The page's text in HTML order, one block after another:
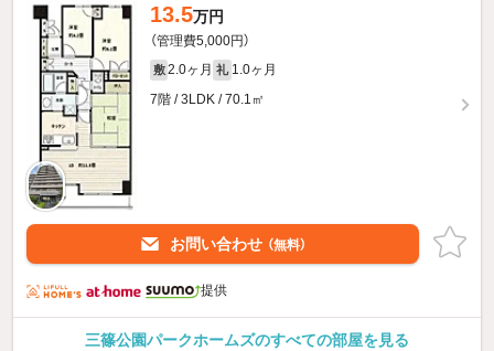
13.5万円
（管理費5,000円）
敷 2.0ヶ月 礼 1.0ヶ月
7階 / 3LDK / 70.1㎡
お問い合わせ （無料）
提供
三篠公園パークホームズのすべての部屋を見る